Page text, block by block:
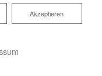
Akzeptieren